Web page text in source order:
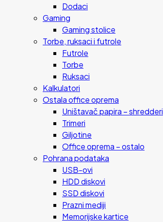
Dodaci
Gaming
Gaming stolice
Torbe, ruksaci i futrole
Futrole
Torbe
Ruksaci
Kalkulatori
Ostala office oprema
Uništavač papira – shredderi
Trimeri
Giljotine
Office oprema – ostalo
Pohrana podataka
USB-ovi
HDD diskovi
SSD diskovi
Prazni mediji
Memorijske kartice